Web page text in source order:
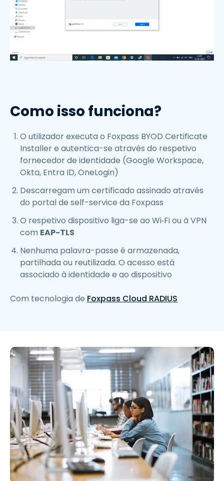
Como isso funciona?
O utilizador executa o Foxpass BYOD Certificate
Installer e autentica-se através do respetivo
fornecedor de identidade (Google Workspace,
Okta, Entra ID, OneLogin)
Descarregam um certificado assinado através
do portal de self-service da Foxpass
O respetivo dispositivo liga-se ao Wi‑Fi ou à VPN
com EAP-TLS
Nenhuma palavra-passe é armazenada,
partilhada ou reutilizada. O acesso está
associado à identidade e ao dispositivo
Com tecnologia de Foxpass Cloud RADIUS